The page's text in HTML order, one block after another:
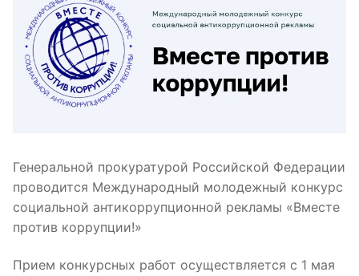
Генеральной прокуратурой Российской Федерации
проводится Международный молодежный конкурс
социальной антикоррупционной рекламы «Вместе
против коррупции!»
Прием конкурсных работ осуществляется с 1 мая